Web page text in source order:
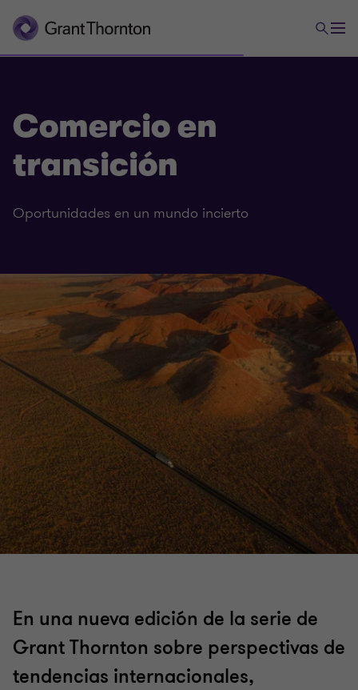
Comercio en
transición
Oportunidades en un mundo incierto
En una nueva edición de la serie de
Grant Thornton sobre perspectivas de
tendencias internacionales,